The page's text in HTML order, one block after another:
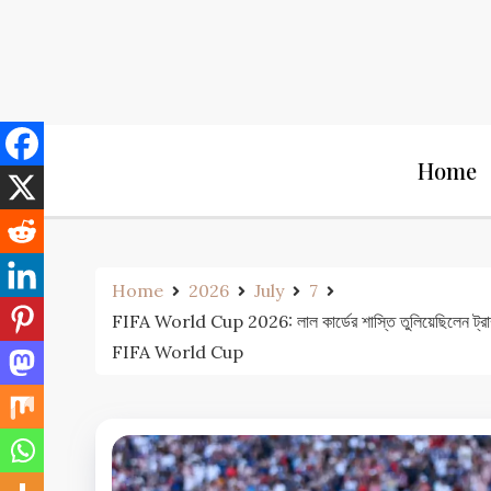
Home
Home 2026 July
7
FIFA World Cup 2026: লাল কার্ডের শাস্তি
FIFA World Cup